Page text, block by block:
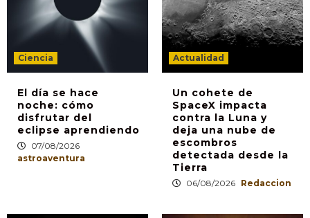
Ciencia
El día se hace
noche: cómo
disfrutar del
eclipse aprendiendo
07/08/2026
astroaventura
Actualidad
Un cohete de
SpaceX impacta
contra la Luna y
deja una nube de
escombros
detectada desde la
Tierra
06/08/2026 Redaccion